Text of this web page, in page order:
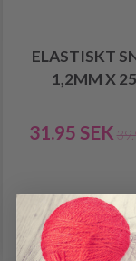
ELASTISKT
1,2MM X
31.95 SEK
Se produkt